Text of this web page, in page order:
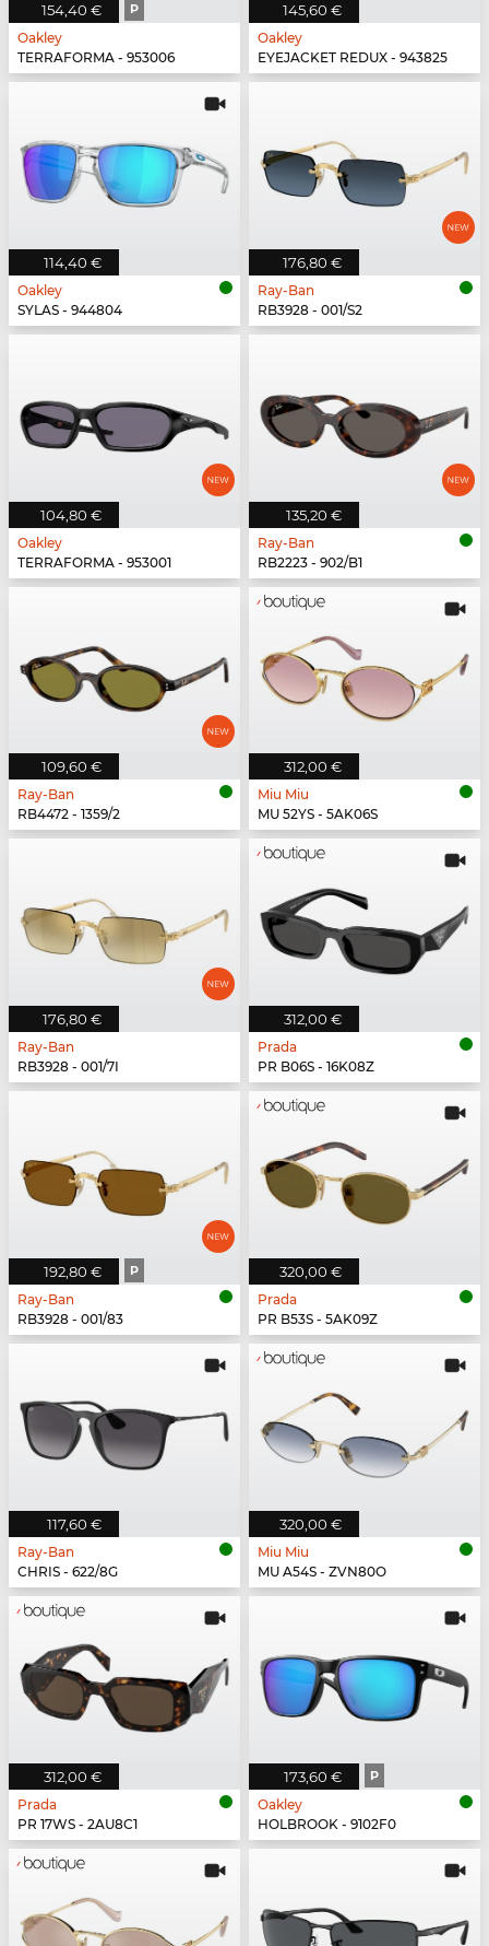
154,40 € P
Oakley
TERRAFORMA - 953006
145,60 €
Oakley
EYEJACKET REDUX - 943825
114,40 €
Oakley
SYLAS - 944804
176,80 €
Ray-Ban
RB3928 - 001/S2
104,80 €
Oakley
TERRAFORMA - 953001
135,20 €
Ray-Ban
RB2223 - 902/B1
109,60 €
Ray-Ban
RB4472 - 1359/2
312,00 €
Miu Miu
MU 52YS - 5AK06S
176,80 €
Ray-Ban
RB3928 - 001/7I
312,00 €
Prada
PR B06S - 16K08Z
192,80 € P
Ray-Ban
RB3928 - 001/83
320,00 €
Prada
PR B53S - 5AK09Z
117,60 €
Ray-Ban
CHRIS - 622/8G
320,00 €
Miu Miu
MU A54S - ZVN80O
312,00 €
Prada
PR 17WS - 2AU8C1
173,60 € P
Oakley
HOLBROOK - 9102F0